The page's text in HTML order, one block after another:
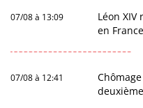
07/08 à 13:09
Léon
en France
07/08 à 12:41